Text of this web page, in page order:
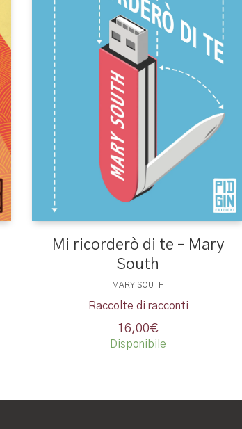
Mi ricorderò di te – Mary
South
MARY SOUTH
Raccolte di racconti
16,00€
Disponibile